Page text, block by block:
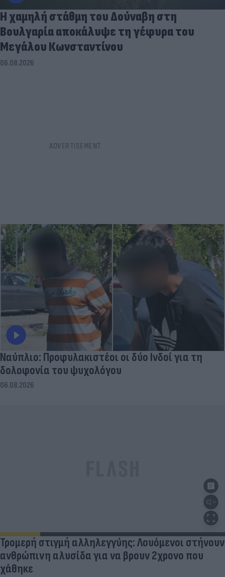
Η χαμηλή στάθμη του Δούναβη στη
Βουλγαρία αποκάλυψε τη γέφυρα του
Μεγάλου Κωνσταντίνου
06.08.2026
Ναύπλιο: Προφυλακιστέοι οι δύο Ινδοί για τη
δολοφονία του ψυχολόγου
06.08.2026
Τρομερή στιγμή αλληλεγγύης: Λουόμενοι στήνουν
ανθρώπινη αλυσίδα για να βρουν 2χρονο που
χάθηκε